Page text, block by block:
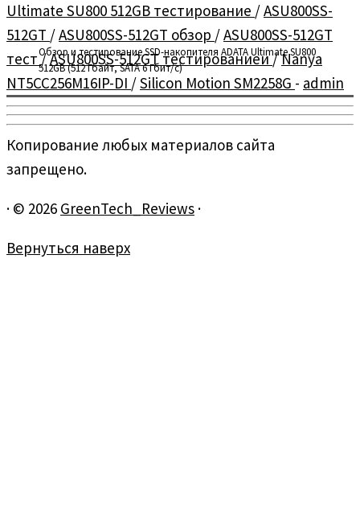
Обзор и тестирование SSD-накопителя ADATA Ultimate SU800
512GB (512 Гбайт, SATA 6 Гбит/с)
Ultimate SU800 512GB тестирование /ASU800SS-
512GT /ASU800SS-512GT обзор /ASU800SS-512GT
тест/ASU800SS-512GT тестированиеи/Nanya
NT5CC256M16IP-DI /Silicon Motion SM2258G - admin
Копирование любых материалов сайта
запрещено.
· © 2026 GreenTech_Reviews ·
Вернуться наверх